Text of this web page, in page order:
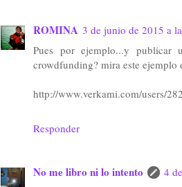
ROMINA 3 de junio de 2015 a
Pues por ejemplo...y publicar
crowdfunding? mira este
http://www.verkami.com/users/
Responder
No me libro ni lo intento
4